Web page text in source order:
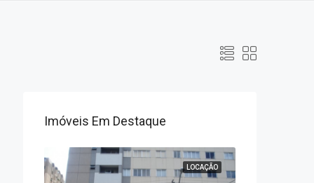
Imóveis Em Destaque
LOCAÇÃO